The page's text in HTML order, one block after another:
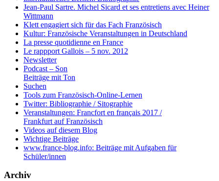
Jean-Paul Sartre. Michel Sicard et ses entretiens avec Heiner
Wittmann
Klett engagiert sich für das Fach Französisch
Kultur: Französische Veranstaltungen in Deutschland
La presse quotidienne en France
Le rappport Gallois – 5 nov. 2012
Newsletter
Podcast – Son
Beiträge mit Ton
Suchen
Tools zum Französisch-Online-Lernen
Twitter: Bibliographie / Sitographie
Veranstaltungen: Francfort en français 2017 /
Frankfurt auf Französisch
Videos auf diesem Blog
Wichtige Beiträge
www.france-blog.info: Beiträge mit Aufgaben für
Schüler/innen
Archiv